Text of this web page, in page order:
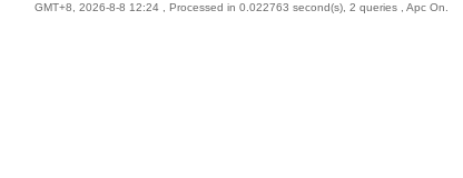
GMT+8, 2026-8-8 12:24, Processed in 0.022763 second(s), 2 queries , Apc On.